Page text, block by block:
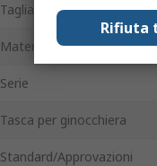
Taglia
Materiale
Serie
Tasca per ginocchiera
Standard/Approvazioni
Rifiuta